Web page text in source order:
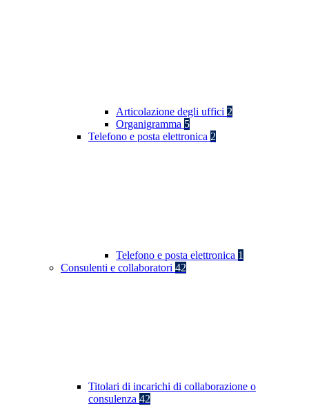
Articolazione degli uffici 2
Organigramma 5
Telefono e posta elettronica 2
Telefono e posta elettronica 1
Consulenti e collaboratori 42
Titolari di incarichi di collaborazione o
consulenza 42